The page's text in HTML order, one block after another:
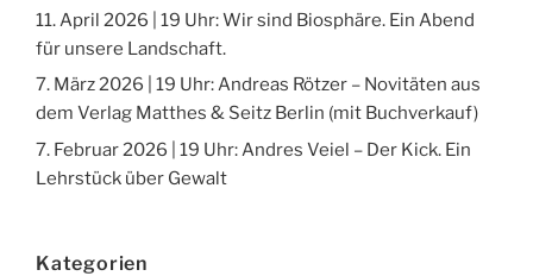
11. April 2026 | 19 Uhr: Wir sind Biosphäre. Ein Abend
für unsere Landschaft.
7. März 2026 | 19 Uhr: Andreas Rötzer – Novitäten aus
dem Verlag Matthes & Seitz Berlin (mit Buchverkauf)
7. Februar 2026 | 19 Uhr: Andres Veiel – Der Kick. Ein
Lehrstück über Gewalt
Kategorien